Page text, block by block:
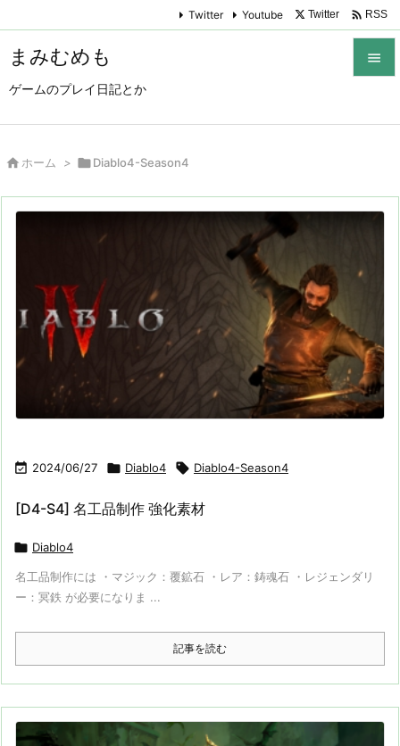
まみむめも
ゲームのプレイ日記とか

Twitter Youtube Twitter  RSS
 ホーム > Diablo4-Season4
 2024/06/27  Diablo4  Diablo4-Season4
[D4-S4] 名工品制作 強化素材
 Diablo4
名工品制作には ・マジック：覆鉱石 ・レア：鋳魂石 ・レジェンダリ
ー：冥鉄 が必要になりま ...
記事を読む